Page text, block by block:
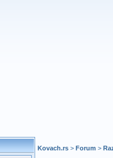
Kovach.rs> Forum >